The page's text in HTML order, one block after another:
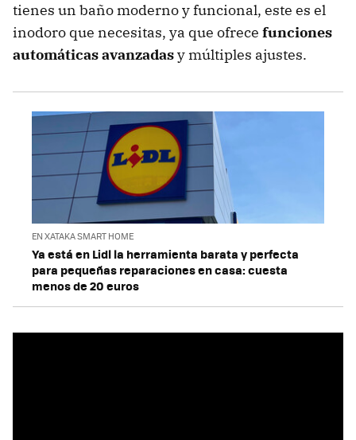
tienes un baño moderno y funcional, este es el
inodoro que necesitas, ya que ofrece funciones
automáticas avanzadasy múltiples ajustes.
EN XATAKA SMART HOME
Ya está en Lidl la herramienta barata y perfecta
para pequeñas reparaciones en casa: cuesta
menos de 20 euros